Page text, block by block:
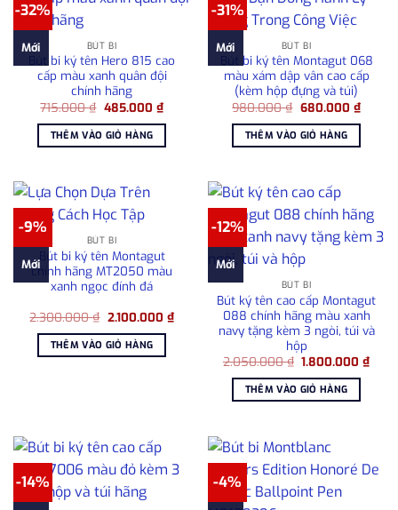
-32%
Mới BÚT BI
Bút bi ký tên Hero 815 cao
cấp màu xanh quân đội
chính hãng
715.000₫ Giá
là:
715.000 ₫.
485.000 ₫Giá
hiện
tại
485.000 ₫.
THÊM VÀO GIỎ HÀNG
-31%
Mới BÚT BI
Bút bi ký tên Montagut 068
màu xám dập vân cao cấp
(kèm hộp đựng và túi)
980.000₫ Giá
là:
980.000 ₫.
680.000 ₫Giá
hiện
THÊM VÀO GIỎ HÀNG
-9%
Mới
BÚT BI
Bút bi ký tên Montagut
chính hãng MT2050 màu
xanh ngọc đính đá
2.300.000₫ Giá
là:
2.300.000 ₫.
2.100.000 ₫Giá
hiện
2.100.000 ₫.
THÊM VÀO GIỎ HÀNG
-12%
Mới
BÚT BI
Bút ký tên cao cấp Montagut
088 chính hãng màu xanh
navy tặng kèm 3 ngòi, túi và
hộp
2.050.000₫ Giá
là:
2.050.000 ₫.
1.800.000₫Giá
hiện
THÊM VÀO GIỎ HÀNG
-14% -4%